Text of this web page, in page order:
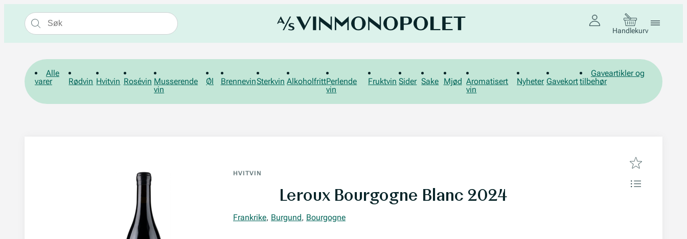
Handlekurv
Alle
varer
Rødvin Hvitvin Rosévin Musserende
vin
Øl BrennevinSterkvin AlkoholfrittPerlende
vin
Fruktvin Sider Sake Mjød Aromatisert
vin
Nyheter Gavekort
Gaveartikler og
tilbehør
HVITVIN
Leroux Bourgogne Blanc 2024
Frankrike, Burgund, Bourgogne